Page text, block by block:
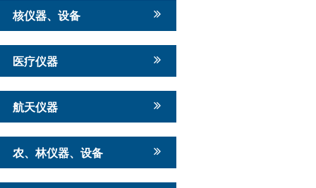
核仪器、设备
医疗仪器
航天仪器
农、林仪器、设备